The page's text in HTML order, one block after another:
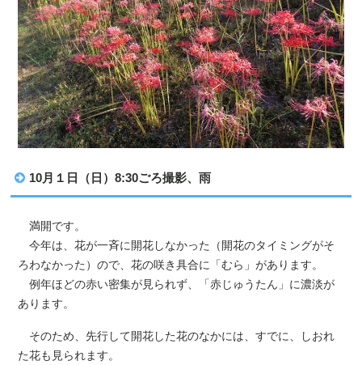
10月１日（日）8:30ごろ撮影、雨
満開です。
今年は、花が一斉に開花しなかった（開花のタイミングがそ
ろわなかった）ので、花の咲き具合に「むら」があります。
例年ほどの赤い密集が見られず、「赤じゅうたん」に濃淡が
あります。
そのため、先行して開花した花のなかには、すでに、しおれ
た花も見られます。